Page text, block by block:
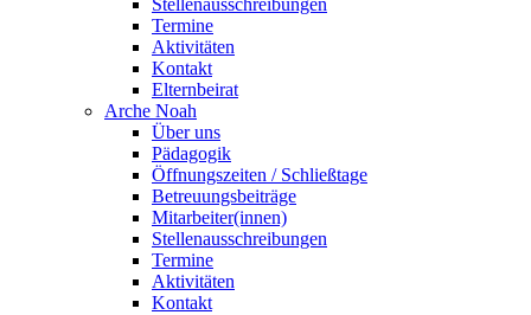
Termine
Aktivitäten
Kontakt
Elternbeirat
Arche Noah
Über uns
Pädagogik
Öffnungszeiten / Schließtage
Betreuungsbeiträge
Mitarbeiter(innen)
Stellenausschreibungen
Termine
Aktivitäten
Kontakt